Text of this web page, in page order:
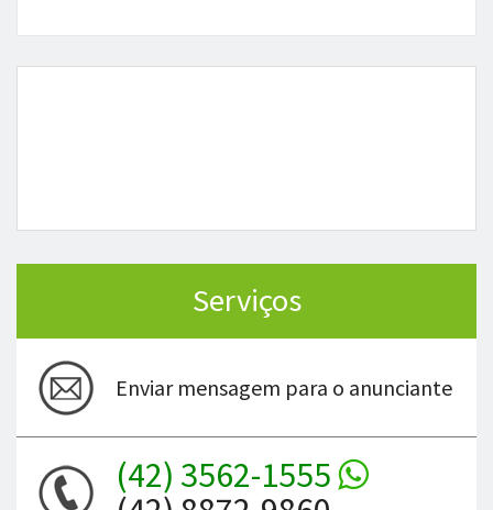
Serviços
Enviar mensagem para o anunciante
(42) 3562-1555